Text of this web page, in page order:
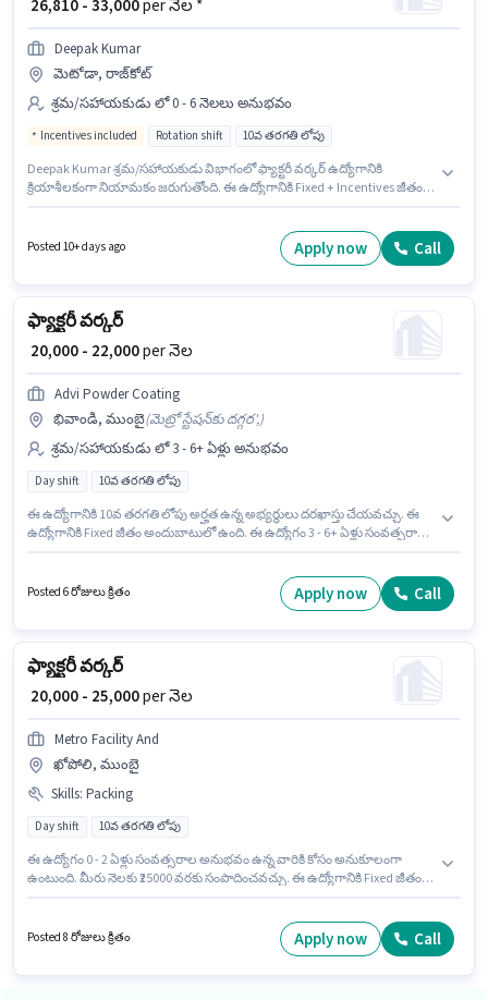
₹ 26,810 - 33,000per నెల *
Deepak Kumar
మెటోడా, రాజ్‌కోట్
శ్రమ/సహాయకుడు లో 0 - 6 నెలలు అనుభవం
Incentives included Rotation shift 10వ తరగతి లోపు
Deepak Kumar శ్రమ/సహాయకుడు విభాగంలో ఫ్యాక్టరీ వర్కర్ ఉద్యోగానికి
క్రియాశీలకంగా నియామకం జరుగుతోంది. ఈ ఉద్యోగానికి Fixed + Incentives జీతం
ఉన్నాయి. ఈ ఉద్యోగానికి 10వ తరగతి లోపు అర్హత ఉన్న అభ్యర్థులు దరఖాస్తు
చేయవచ్చు. ఈ ఉద్యోగం 0 - 6 నెలలు సంవత్సరాల అనుభవం ఉన్న వారికి కోసం, నెల
Posted 10+ days ago Apply now Call
ఫ్యాక్టరీ వర్కర్
₹ 20,000 - 22,000per నెల
Advi Powder Coating
భివాండి, ముంబై(మెట్రో స్టేషన్‌కు దగ్గర',)
శ్రమ/సహాయకుడు లో 3 - 6+ ఏళ్లు అనుభవం
Day shift 10వ తరగతి లోపు
ఈ ఉద్యోగానికి 10వ తరగతి లోపు అర్హత ఉన్న అభ్యర్థులు దరఖాస్తు చేయవచ్చు. ఈ
ఉద్యోగానికి Fixed జీతం అందుబాటులో ఉంది. ఈ ఉద్యోగం 3 - 6+ ఏళ్లు సంవత్సరాల
వర్కర్ ఉద్యోగానికి క్రియాశీలకంగా నియామకం జరుగుతోంది. ఇది Full Time ఉద్యోగం,
ఇందులో DAY shift మరియు వారానికి 6 days working ఉంటాయి. ఈ ఉద్యోగం
Posted 6 రోజులు క్రితం Apply now Call
ఫ్యాక్టరీ వర్కర్
₹ 20,000 - 25,000per నెల
Metro Facility And
ఖోపోలి, ముంబై
Skills: Packing
Day shift 10వ తరగతి లోపు
ఈ ఉద్యోగం 0 - 2 ఏళ్లు సంవత్సరాల అనుభవం ఉన్న వారికి కోసం అనుకూలంగా
ఉంటుంది. మీరు నెలకు ₹25000 వరకు సంపాదించవచ్చు. ఈ ఉద్యోగానికి Fixed జీతం
Accomodation, Medical Benefits ఉన్నాయి. ఈ ఉద్యోగానికి 10వ తరగతి లోపు
అర్హత ఉన్న అభ్యర్థులు దరఖాస్తు చేయవచ్చు. ఈ ఉద్యోగానికి అభ్యర్థి వద్ద Packing
Posted 8 రోజులు క్రితం Apply now Call